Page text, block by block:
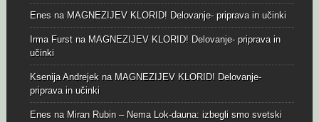
Enesna MAGNEZIJEV KLORID! Delovanje- priprava in učinki
Irma Furstna MAGNEZIJEV KLORID! Delovanje- priprava in
učinki
Ksenija Andrejekna MAGNEZIJEV KLORID! Delovanje-
priprava in učinki
Enesna Miran Rubin – Nema Lok-dauna: izbegli smo svetski